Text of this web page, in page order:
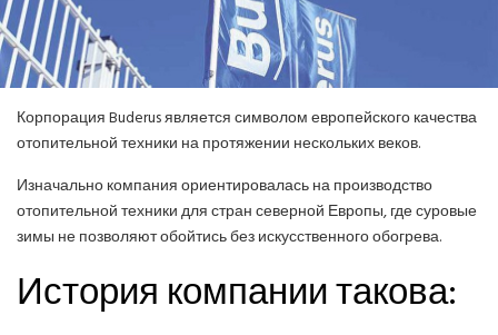
СПРАВОЧНЫЕ МАТЕРИАЛЫ
КОНДИЦИОНИРОВАНИЕ СЕРВЕРНОЙ
ИСТОРИЯ БРЕНДОВ
Корпорация Buderus является символом европейского качества
отопительной техники на протяжении нескольких веков.
Изначально компания ориентировалась на производство
отопительной техники для стран северной Европы, где суровые
зимы не позволяют обойтись без искусственного обогрева.
История компании такова: